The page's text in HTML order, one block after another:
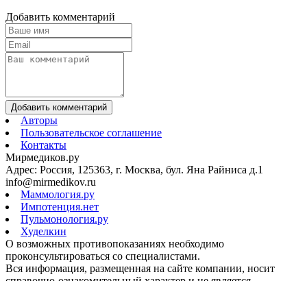
Добавить комментарий
Добавить комментарий
Авторы
Пользовательское соглашение
Контакты
Мирмедиков.ру
Адрес: Россия, 125363, г. Москва, бул. Яна Райниса д.1
info@mirmedikov.ru
Маммология.ру
Импотенция.нет
Пульмонология.ру
Худелкин
О возможных противопоказаниях необходимо
проконсультироваться со специалистами.
Вся информация, размещенная на сайте компании, носит